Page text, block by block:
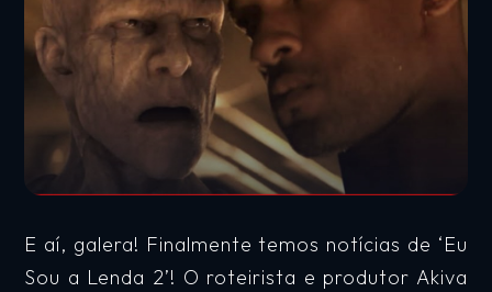
E aí, galera! Finalmente temos notícias de ‘Eu
Sou a Lenda 2’! O roteirista e produtor Akiva